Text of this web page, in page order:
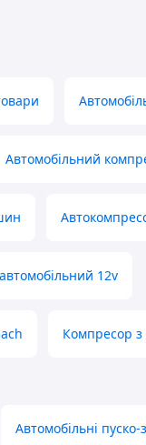
Автомобільний
12v
Компресор з
Автомобільні